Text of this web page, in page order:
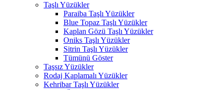
Taşlı Yüzükler
Paraiba Taşlı Yüzükler
Blue Topaz Taşlı Yüzükler
Kaplan Gözü Taşlı Yüzükler
Oniks Taşlı Yüzükler
Sitrin Taşlı Yüzükler
Tümünü Göster
Taşsız Yüzükler
Rodaj Kaplamalı Yüzükler
Kehribar Taşlı Yüzükler